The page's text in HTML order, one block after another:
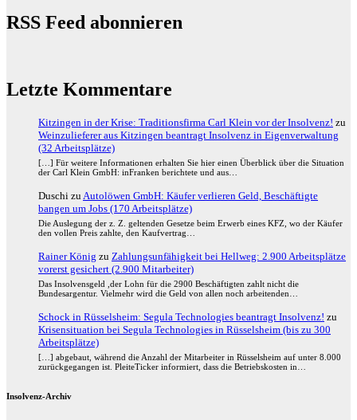
RSS Feed abonnieren
Letzte Kommentare
Kitzingen in der Krise: Traditionsfirma Carl Klein vor der Insolvenz! zu
Weinzulieferer aus Kitzingen beantragt Insolvenz in Eigenverwaltung
(32 Arbeitsplätze)
[…] Für weitere Informationen erhalten Sie hier einen Überblick über die Situation
der Carl Klein GmbH: inFranken berichtete und aus…
Duschi zuAutolöwen GmbH: Käufer verlieren Geld, Beschäftigte
bangen um Jobs (170 Arbeitsplätze)
Die Auslegung der z. Z. geltenden Gesetze beim Erwerb eines KFZ, wo der Käufer
den vollen Preis zahlte, den Kaufvertrag…
Rainer König zu Zahlungsunfähigkeit bei Hellweg: 2.900 Arbeitsplätze
vorerst gesichert (2.900 Mitarbeiter)
Das Insolvensgeld ,der Lohn für die 2900 Beschäftigten zahlt nicht die
Bundesargentur. Vielmehr wird die Geld von allen noch arbeitenden…
Schock in Rüsselsheim: Segula Technologies beantragt Insolvenz! zu
Krisensituation bei Segula Technologies in Rüsselsheim (bis zu 300
Arbeitsplätze)
[…] abgebaut, während die Anzahl der Mitarbeiter in Rüsselsheim auf unter 8.000
zurückgegangen ist. PleiteTicker informiert, dass die Betriebskosten in…
Insolvenz-Archiv